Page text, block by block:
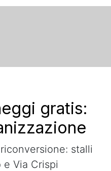
gratis:
stalli
Via Crispi